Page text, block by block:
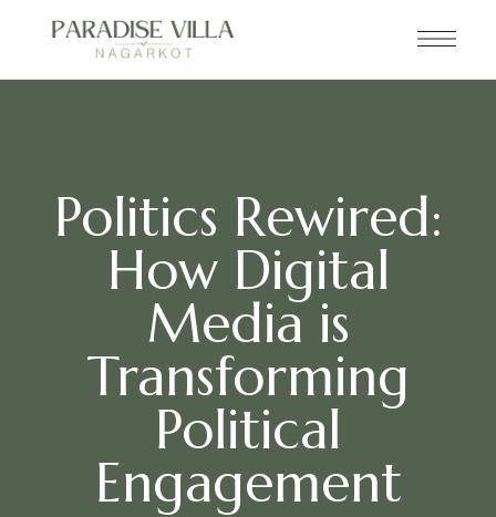
Politics Rewired:
How Digital
Media is
Transforming
Political
Engagement